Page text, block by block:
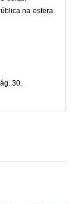
na esfera
30.